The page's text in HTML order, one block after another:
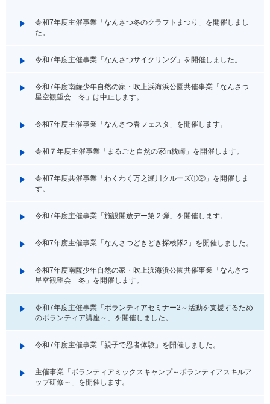
令和7年度主催事業「なんさつ冬のクラフトまつり」を開催しまし
た。
令和7年度主催事業「なんさつサイクリング」を開催しました。
令和7年度南薩少年自然の家・吹上浜海浜公園共催事業「なんさつ
星空観望会 冬」は中止します。
令和7年度主催事業「なんさつ春フェスタ」を開催します。
令和７年度主催事業「まるごと自然の家in枕崎」を開催します。
令和7年度共催事業「わくわく万之瀬川クルーズ①②」を開催しま
す。
令和7年度主催事業「施設開放デー第２弾」を開催します。
令和7年度主催事業「なんさつどきどき探検隊2」を開催しました。
令和7年度南薩少年自然の家・吹上浜海浜公園共催事業「なんさつ
星空観望会 冬」を開催します。
令和7年度主催事業「ボランティアセミナー2～活動を支援するため
のボランティア講座～」を開催しました。
令和7年度主催事業「親子で忍者体験」を開催しました。
主催事業「ボランティアミックスキャンプ～ボランティアスキルア
ップ研修～」を開催します。